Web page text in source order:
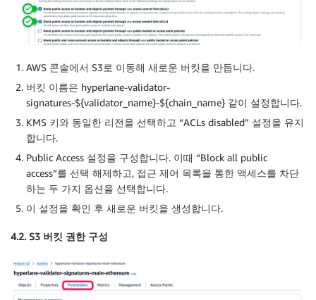
AWS 콘솔에서 S3로 이동해 새로운 버킷을 만듭니다.
버킷 이름은 hyperlane-validator-
signatures-${validator_name}-${chain_name} 같이 설정합니다.
KMS 키와 동일한 리전을 선택하고 “ACLs disabled” 설정을 유지
합니다.
Public Access 설정을 구성합니다. 이때 “Block all public
access”를 선택 해제하고, 접근 제어 목록을 통한 액세스를 차단
하는 두 가지 옵션을 선택합니다.
이 설정을 확인 후 새로운 버킷을 생성합니다.
4.2. S3 버킷 권한 구성